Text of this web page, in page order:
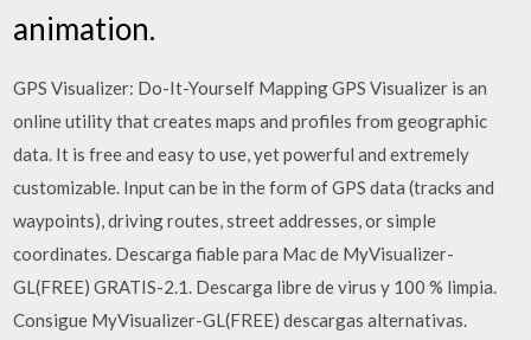
animation.
GPS Visualizer: Do-It-Yourself Mapping GPS Visualizer is an
online utility that creates maps and profiles from geographic
data. It is free and easy to use, yet powerful and extremely
customizable. Input can be in the form of GPS data (tracks and
waypoints), driving routes, street addresses, or simple
coordinates. Descarga fiable para Mac de MyVisualizer-
GL(FREE) GRATIS-2.1. Descarga libre de virus y 100 % limpia.
Consigue MyVisualizer-GL(FREE) descargas alternativas.